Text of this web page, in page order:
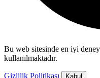
Bu web sitesinde en iyi
kullanılmaktadır.
Gizlilik Politikası Kabul